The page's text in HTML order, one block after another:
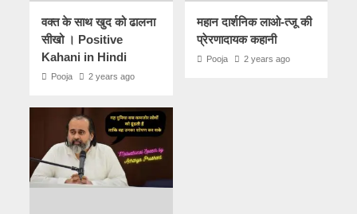
वक्त के साथ खुद को ढालना
सीखो । Positive
Kahani in Hindi
Pooja 2 years ago
महान दार्शनिक लाओ-त्जू की
प्रेरणादायक कहानी
Pooja 2 years ago